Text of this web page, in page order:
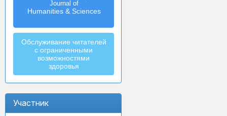
Journal of
Humanities & Sciences
Обслуживание читателей
с ограниченными
возможностями
здоровья
Участник